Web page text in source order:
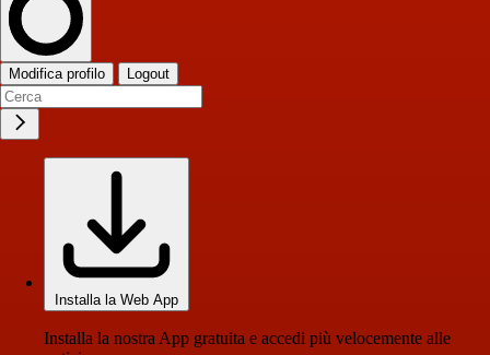
Modifica profilo Logout
Installa la Web App
Installa la nostra App gratuita e accedi più velocemente alle